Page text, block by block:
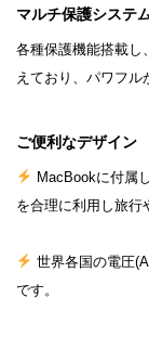
マルチ保護システ
各種保護機能搭載し
えており、パワフル
ご便利なデザイン
MacBookに付属
を合理に利用し旅行
世界各国の電圧
です。